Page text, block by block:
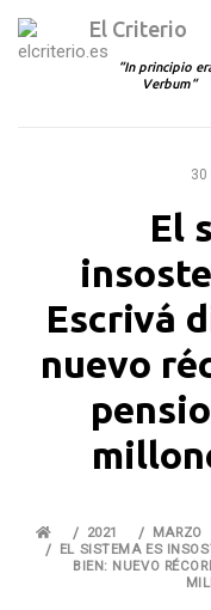
El Criterio
In principio
Verbum
30
El
Escrivá
nuevo
2021 MARZO
EL SISTEMA ES
BIEN: NUEVO